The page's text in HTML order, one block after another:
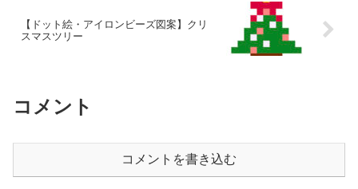
【ドット絵・アイロンビーズ図案】クリ
スマスツリー
コメント
コメントを書き込む